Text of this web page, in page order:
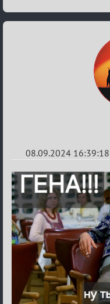
08.09.2024 16:39:18
Re:
Waiting
XI